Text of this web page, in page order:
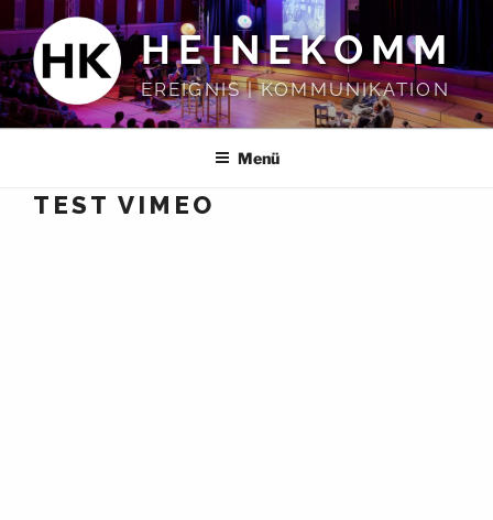
Inhalt
springen
HEINEKOMM
EREIGNIS | KOMMUNIKATION
Menü
TEST VIMEO